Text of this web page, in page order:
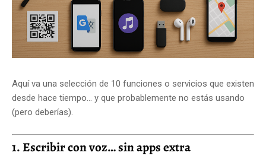
Aquí va una selección de 10 funciones o servicios que existen
desde hace tiempo… y que probablemente no estás usando
(pero deberías).
1. Escribir con voz… sin apps extra